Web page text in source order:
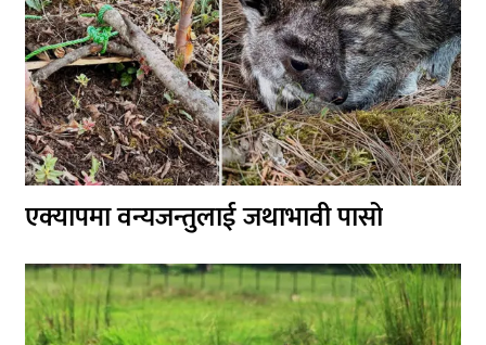
एक्यापमा वन्यजन्तुलाई जथाभावी पासो